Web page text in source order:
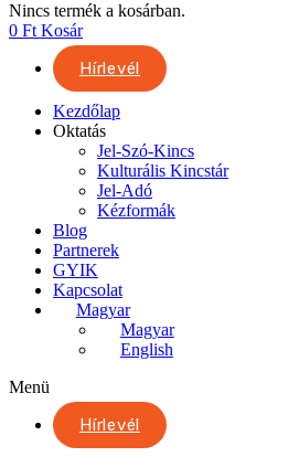
Nincs termék a kosárban.
0 Ft Kosár
Hírlevél
Kezdőlap
Oktatás
Jel-Szó-Kincs
Kulturális Kincstár
Jel-Adó
Kézformák
Blog
Partnerek
GYIK
Kapcsolat
Magyar
Magyar
English
Menü
Hírlevél